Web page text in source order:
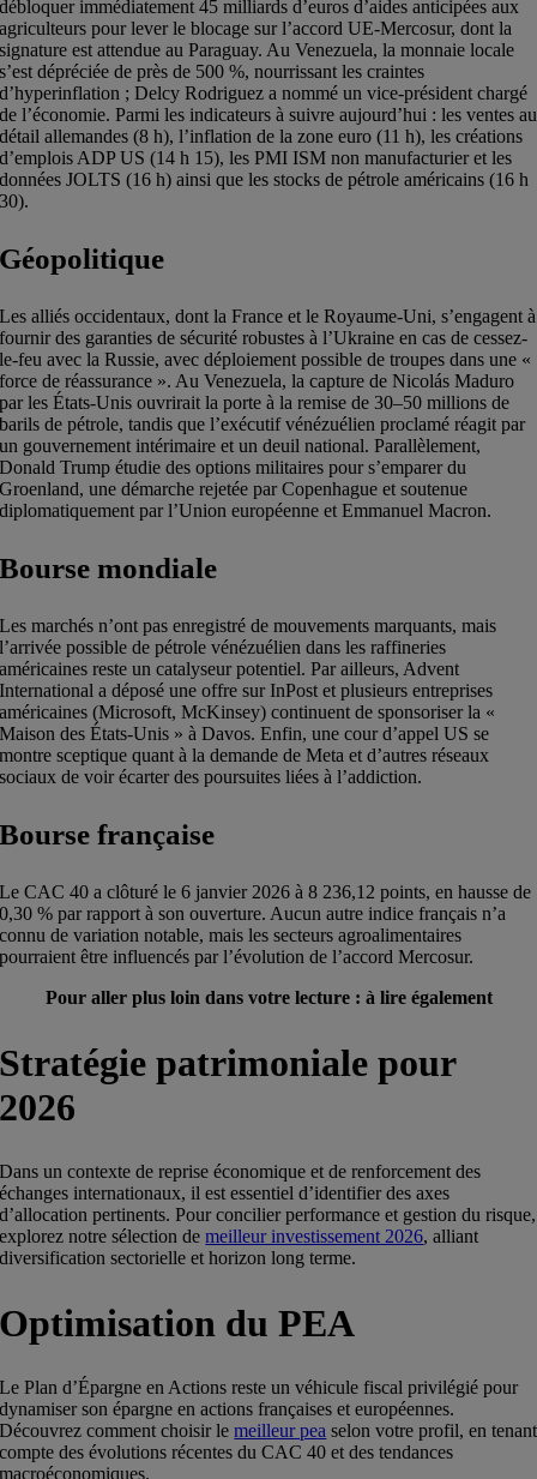
débloquer immédiatement 45 milliards d’euros d’aides anticipées aux
agriculteurs pour lever le blocage sur l’accord UE-Mercosur, dont la
signature est attendue au Paraguay. Au Venezuela, la monnaie locale
s’est dépréciée de près de 500 %, nourrissant les craintes
d’hyperinflation ; Delcy Rodriguez a nommé un vice-président chargé
de l’économie. Parmi les indicateurs à suivre aujourd’hui : les ventes au
détail allemandes (8 h), l’inflation de la zone euro (11 h), les créations
d’emplois ADP US (14 h 15), les PMI ISM non manufacturier et les
données JOLTS (16 h) ainsi que les stocks de pétrole américains (16 h
30).
Géopolitique
Les alliés occidentaux, dont la France et le Royaume-Uni, s’engagent à
fournir des garanties de sécurité robustes à l’Ukraine en cas de cessez-
le-feu avec la Russie, avec déploiement possible de troupes dans une «
force de réassurance ». Au Venezuela, la capture de Nicolás Maduro
par les États-Unis ouvrirait la porte à la remise de 30–50 millions de
barils de pétrole, tandis que l’exécutif vénézuélien proclamé réagit par
un gouvernement intérimaire et un deuil national. Parallèlement,
Donald Trump étudie des options militaires pour s’emparer du
Groenland, une démarche rejetée par Copenhague et soutenue
diplomatiquement par l’Union européenne et Emmanuel Macron.
Bourse mondiale
Les marchés n’ont pas enregistré de mouvements marquants, mais
l’arrivée possible de pétrole vénézuélien dans les raffineries
américaines reste un catalyseur potentiel. Par ailleurs, Advent
International a déposé une offre sur InPost et plusieurs entreprises
américaines (Microsoft, McKinsey) continuent de sponsoriser la «
Maison des États-Unis » à Davos. Enfin, une cour d’appel US se
montre sceptique quant à la demande de Meta et d’autres réseaux
sociaux de voir écarter des poursuites liées à l’addiction.
Bourse française
Le CAC 40 a clôturé le 6 janvier 2026 à 8 236,12 points, en hausse de
0,30 % par rapport à son ouverture. Aucun autre indice français n’a
connu de variation notable, mais les secteurs agroalimentaires
pourraient être influencés par l’évolution de l’accord Mercosur.
Pour aller plus loin dans votre lecture : à lire également
Stratégie patrimoniale pour
2026
Dans un contexte de reprise économique et de renforcement des
échanges internationaux, il est essentiel d’identifier des axes
d’allocation pertinents. Pour concilier performance et gestion du risque,
explorez notre sélection demeilleur investissement 2026, alliant
diversification sectorielle et horizon long terme.
Optimisation du PEA
Le Plan d’Épargne en Actions reste un véhicule fiscal privilégié pour
dynamiser son épargne en actions françaises et européennes.
Découvrez comment choisir lemeilleur pea selon votre profil, en tenant
compte des évolutions récentes du CAC 40 et des tendances
macroéconomiques.